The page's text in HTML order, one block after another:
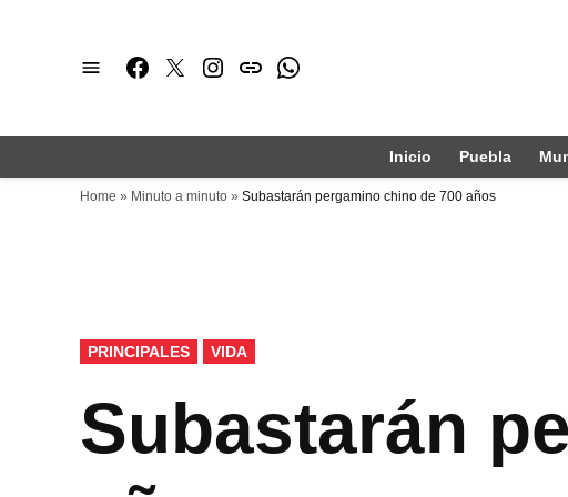
Facebook
TwitterInstagram
issuuWhatsapp
Inicio Puebla
Home » Minuto a minuto » Subastarán pergamino chino de 700 años
PUBLICADO
EN
PRINCIPALES VIDA
Subastarán